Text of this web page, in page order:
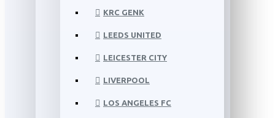
KRC GENK
LEEDS UNITED
LEICESTER CITY
LIVERPOOL
LOS ANGELES FC